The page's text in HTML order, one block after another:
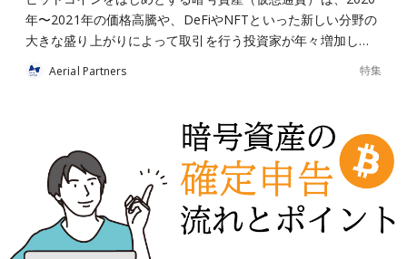
年〜2021年の価格高騰や、DeFiやNFTといった新しい分野の
大きな盛り上がりによって取引を行う投資家が年々増加し…
Aerial Partners 特集